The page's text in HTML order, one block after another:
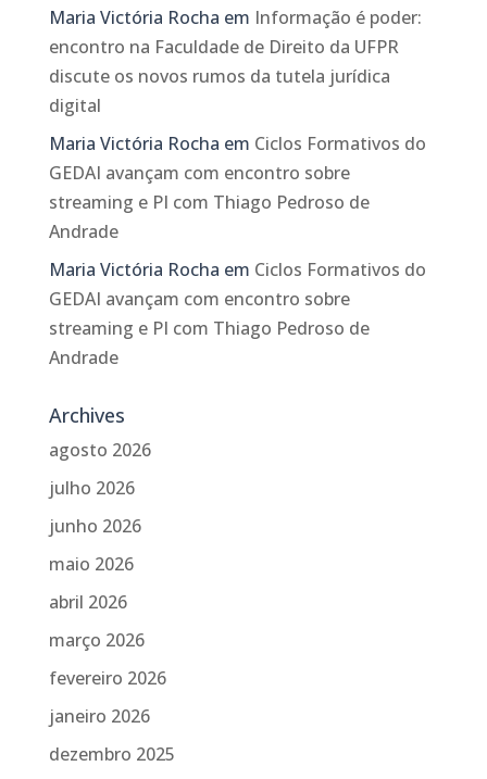
Maria Victória Rocha em Informação é poder:
encontro na Faculdade de Direito da UFPR
discute os novos rumos da tutela jurídica
digital
Maria Victória Rocha em Ciclos Formativos do
GEDAI avançam com encontro sobre
streaming e PI com Thiago Pedroso de
Andrade
Maria Victória Rocha em Ciclos Formativos do
GEDAI avançam com encontro sobre
streaming e PI com Thiago Pedroso de
Andrade
Archives
agosto 2026
julho 2026
junho 2026
maio 2026
abril 2026
março 2026
fevereiro 2026
janeiro 2026
dezembro 2025